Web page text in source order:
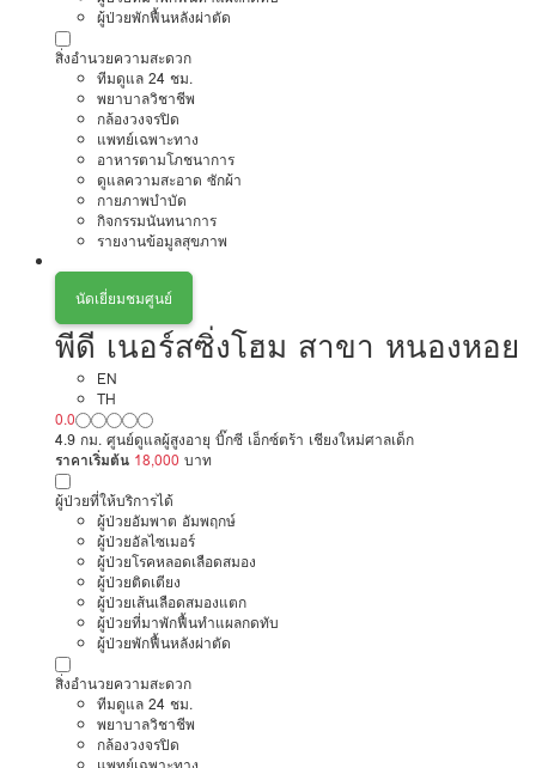
ผู้ป่วยพักฟื้นหลังผ่าตัด
สิ่งอำนวยความสะดวก
ทีมดูแล 24 ชม.
พยาบาลวิชาชีพ
กล้องวงจรปิด
แพทย์เฉพาะทาง
อาหารตามโภชนาการ
ดูแลความสะอาด ซักผ้า
กายภาพบำบัด
กิจกรรมนันทนาการ
รายงานข้อมูลสุขภาพ
นัดเยี่ยมชมศูนย์
พีดี เนอร์สซิ่งโฮม สาขา หนองหอย
EN
TH
0.0
4.9 กม. ศูนย์ดูแลผู้สูงอายุ บิ๊กซี เอ็กซ์ตร้า เชียงใหม่ศาลเด็ก
ราคาเริ่มต้น 18,000 บาท
ผู้ป่วยที่ให้บริการได้
ผู้ป่วยอัมพาต อัมพฤกษ์
ผู้ป่วยอัลไซเมอร์
ผู้ป่วยโรคหลอดเลือดสมอง
ผู้ป่วยติดเตียง
ผู้ป่วยเส้นเลือดสมองแตก
ผู้ป่วยที่มาพักฟื้นทำแผลกดทับ
ผู้ป่วยพักฟื้นหลังผ่าตัด
สิ่งอำนวยความสะดวก
ทีมดูแล 24 ชม.
พยาบาลวิชาชีพ
กล้องวงจรปิด